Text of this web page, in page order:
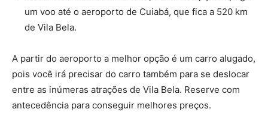
um voo até o aeroporto de Cuiabá, que fica a 520 km
de Vila Bela.
A partir do aeroporto a melhor opção é um carro alugado,
pois você irá precisar do carro também para se deslocar
entre as inúmeras atrações de Vila Bela. Reserve com
antecedência para conseguir melhores preços.